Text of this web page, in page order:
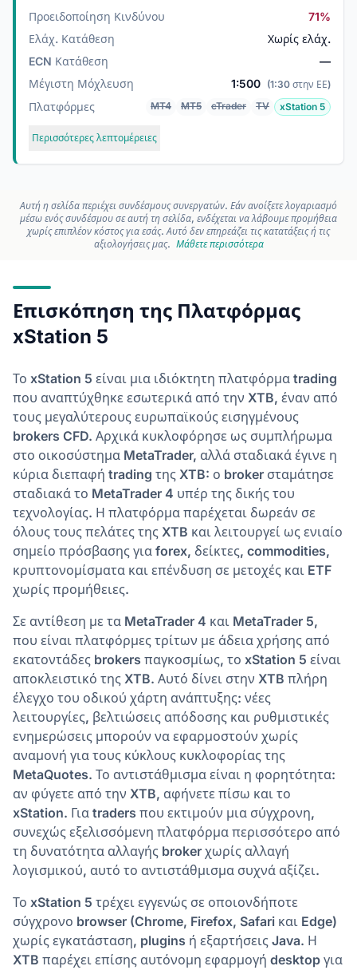
Προειδοποίηση Κινδύνου
71%
Ελάχ. Κατάθεση
Χωρίς ελάχ.
ECN Κατάθεση
—
Μέγιστη Μόχλευση
1:500 (1:30 στην ΕΕ)
Πλατφόρμες MT4 MT5 cTrader TV xStation 5
Περισσότερες λεπτομέρειες
Αυτή η σελίδα περιέχει συνδέσμους συνεργατών. Εάν ανοίξετε λογαριασμό
μέσω ενός συνδέσμου σε αυτή τη σελίδα, ενδέχεται να λάβουμε προμήθεια
χωρίς επιπλέον κόστος για εσάς. Αυτό δεν επηρεάζει τις κατατάξεις ή τις
αξιολογήσεις μας. Μάθετε περισσότερα
Επισκόπηση της Πλατφόρμας
xStation 5
Το xStation 5 είναι μια ιδιόκτητη πλατφόρμα trading
που αναπτύχθηκε εσωτερικά από την XTB, έναν από
τους μεγαλύτερους ευρωπαϊκούς εισηγμένους
brokers CFD. Αρχικά κυκλοφόρησε ως συμπλήρωμα
στο οικοσύστημα MetaTrader, αλλά σταδιακά έγινε η
κύρια διεπαφή trading της XTB: ο broker σταμάτησε
σταδιακά το MetaTrader 4 υπέρ της δικής του
τεχνολογίας. Η πλατφόρμα παρέχεται δωρεάν σε
όλους τους πελάτες της XTB και λειτουργεί ως ενιαίο
σημείο πρόσβασης για forex, δείκτες, commodities,
κρυπτονομίσματα και επένδυση σε μετοχές και ETF
χωρίς προμήθειες.
Σε αντίθεση με τα MetaTrader 4 και MetaTrader 5,
που είναι πλατφόρμες τρίτων με άδεια χρήσης από
εκατοντάδες brokers παγκοσμίως, το xStation 5 είναι
αποκλειστικό της XTB. Αυτό δίνει στην XTB πλήρη
έλεγχο του οδικού χάρτη ανάπτυξης: νέες
λειτουργίες, βελτιώσεις απόδοσης και ρυθμιστικές
ενημερώσεις μπορούν να εφαρμοστούν χωρίς
αναμονή για τους κύκλους κυκλοφορίας της
MetaQuotes. Το αντιστάθμισμα είναι η φορητότητα:
αν φύγετε από την XTB, αφήνετε πίσω και το
xStation. Για traders που εκτιμούν μια σύγχρονη,
συνεχώς εξελισσόμενη πλατφόρμα περισσότερο από
τη δυνατότητα αλλαγής broker χωρίς αλλαγή
λογισμικού, αυτό το αντιστάθμισμα συχνά αξίζει.
Το xStation 5 τρέχει εγγενώς σε οποιονδήποτε
σύγχρονο browser (Chrome, Firefox, Safari και Edge)
χωρίς εγκατάσταση, plugins ή εξαρτήσεις Java. Η
XTB παρέχει επίσης αυτόνομη εφαρμογή desktop για